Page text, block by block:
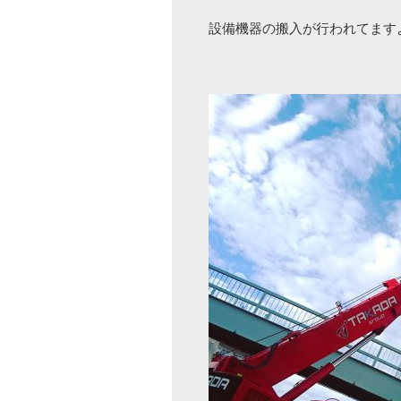
設備機器の搬入が行われてます